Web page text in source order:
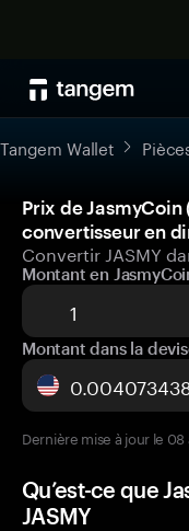
Tangem Wallet
Prix de JasmyCoin
convertisseur en
Convertir JASMY
Montant en
Montant dans la
Dernière mise à jour le 08
Qu’est-ce que
JASMY